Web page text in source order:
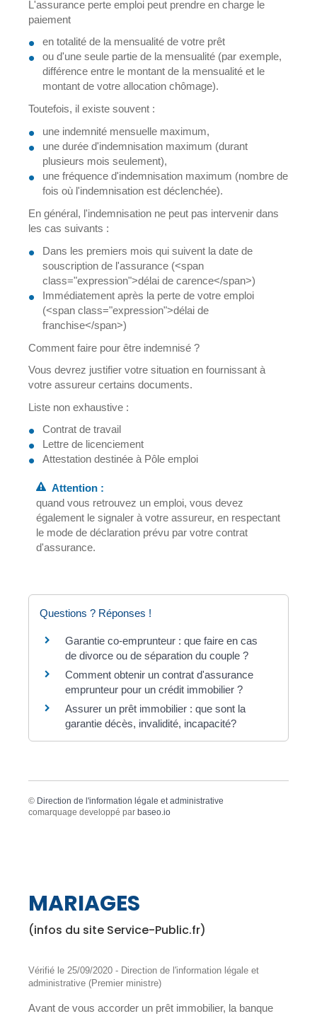
L'assurance perte emploi peut prendre en charge le
paiement
en totalité de la mensualité de votre prêt
ou d'une seule partie de la mensualité (par exemple,
différence entre le montant de la mensualité et le
montant de votre allocation chômage).
Toutefois, il existe souvent :
une indemnité mensuelle maximum,
une durée d'indemnisation maximum (durant
plusieurs mois seulement),
une fréquence d'indemnisation maximum (nombre de
fois où l'indemnisation est déclenchée).
En général, l'indemnisation ne peut pas intervenir dans
les cas suivants :
Dans les premiers mois qui suivent la date de
souscription de l'assurance (<span
class="expression">délai de carence</span>)
Immédiatement après la perte de votre emploi
(<span class="expression">délai de
franchise</span>)
Comment faire pour être indemnisé ?
Vous devrez justifier votre situation en fournissant à
votre assureur certains documents.
Liste non exhaustive :
Contrat de travail
Lettre de licenciement
Attestation destinée à Pôle emploi
Attention :
quand vous retrouvez un emploi, vous devez
également le signaler à votre assureur, en respectant
le mode de déclaration prévu par votre contrat
d'assurance.
Questions ? Réponses !
Garantie co-emprunteur : que faire en cas
de divorce ou de séparation du couple ?
Comment obtenir un contrat d'assurance
emprunteur pour un crédit immobilier ?
Assurer un prêt immobilier : que sont la
garantie décès, invalidité, incapacité?
© Direction de l'information légale et administrative
comarquage developpé par baseo.io
MARIAGES
(infos du site Service-Public.fr)
Vérifié le 25/09/2020 - Direction de l'information légale et
administrative (Premier ministre)
Avant de vous accorder un prêt immobilier, la banque